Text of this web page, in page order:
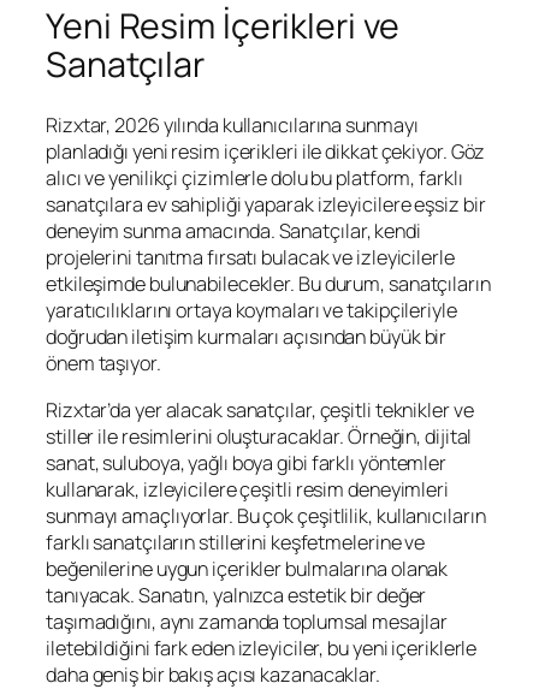
Yeni Resim İçerikleri ve
Sanatçılar
Rizxtar, 2026 yılında kullanıcılarına sunmayı
planladığı yeni resim içerikleri ile dikkat çekiyor. Göz
alıcı ve yenilikçi çizimlerle dolu bu platform, farklı
sanatçılara ev sahipliği yaparak izleyicilere eşsiz bir
deneyim sunma amacında. Sanatçılar, kendi
projelerini tanıtma fırsatı bulacak ve izleyicilerle
etkileşimde bulunabilecekler. Bu durum, sanatçıların
yaratıcılıklarını ortaya koymaları ve takipçileriyle
doğrudan iletişim kurmaları açısından büyük bir
önem taşıyor.
Rizxtar’da yer alacak sanatçılar, çeşitli teknikler ve
stiller ile resimlerini oluşturacaklar. Örneğin, dijital
sanat, suluboya, yağlı boya gibi farklı yöntemler
kullanarak, izleyicilere çeşitli resim deneyimleri
sunmayı amaçlıyorlar. Bu çok çeşitlilik, kullanıcıların
farklı sanatçıların stillerini keşfetmelerine ve
beğenilerine uygun içerikler bulmalarına olanak
tanıyacak. Sanatın, yalnızca estetik bir değer
taşımadığını, aynı zamanda toplumsal mesajlar
iletebildiğini fark eden izleyiciler, bu yeni içeriklerle
daha geniş bir bakış açısı kazanacaklar.